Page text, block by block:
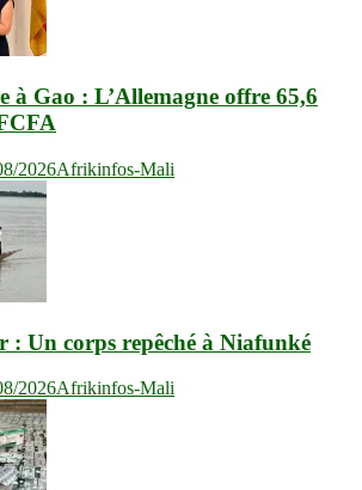
à Gao : L’Allemagne offre 65,6
2026Afrikinfos-Mali
: Un corps repêché à Niafunké
2026Afrikinfos-Mali